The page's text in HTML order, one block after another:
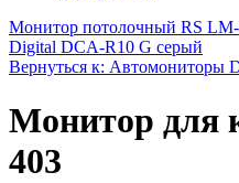
Монитор потолочный RS
Digital DCA-R10 G серый
Вернуться к: Автомониторы
Монитор для
403